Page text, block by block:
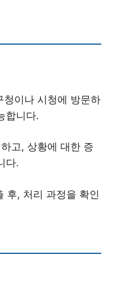
청이나 시청에 방문하
합니다.
고, 상황에 대한 증
다.
후, 처리 과정을 확인